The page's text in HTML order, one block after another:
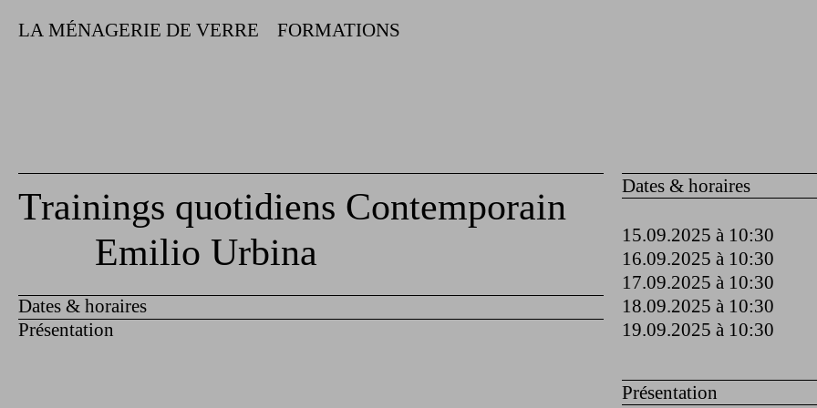
LA MÉNAGERIE DE VERRE FORMATIONS
Trainings quotidiens Contemporain
Emilio Urbina
Dates & horaires
Présentation
Dates & horaires
15.09.2025 à 10:30
16.09.2025 à 10:30
17.09.2025 à 10:30
18.09.2025 à 10:30
19.09.2025 à 10:30
Présentation